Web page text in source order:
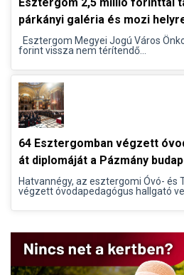
párkányi galéria és mozi
Esztergom Megyei Jogú Város
forint vissza nem térítendő...
64 Esztergomban végzett
át diplomáját a Pázmány
Hatvannégy, az esztergomi Óvó- és
végzett óvodapedagógus hallgató